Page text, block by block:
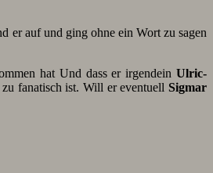
er auf und ging ohne ein Wort zu sagen
hat Und dass er irgendeinUlric-
fanatisch ist. Will er eventuellSigmar